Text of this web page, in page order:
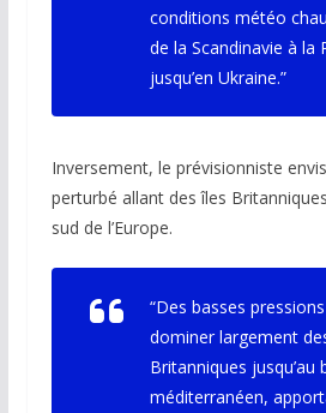
conditions météo
de la Scandinavie à la
jusqu’en Ukraine.”
Inversement, le prévisionniste
perturbé allant des îles
sud de l’Europe.
“Des basses
dominer largement
Britanniques jusqu’au
méditerranéen,